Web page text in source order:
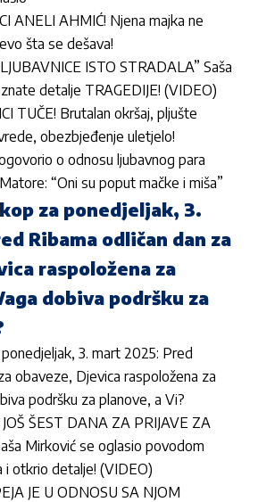
ANELI AHMIĆ! Njena majka ne
šta se dešava!
ISTO STRADALA” Saša
detalje TRAGEDIJE! (VIDEO)
TUČE! Brutalan okršaj, pljušte
obezbjeđenje uletjelo!
o odnosu ljubavnog para
“Oni su poput mačke i miša”
za ponedjeljak, 3.
Ribama odličan dan za
raspoložena za
dobiva podršku za
3. mart 2025: Pred
obaveze, Djevica raspoložena za
podršku za planove, a Vi?
ŠEST DANA ZA PRIJAVE ZA
Mirković se oglasio povodom
i otkrio detalje! (VIDEO)
JE U ODNOSU SA NJOM